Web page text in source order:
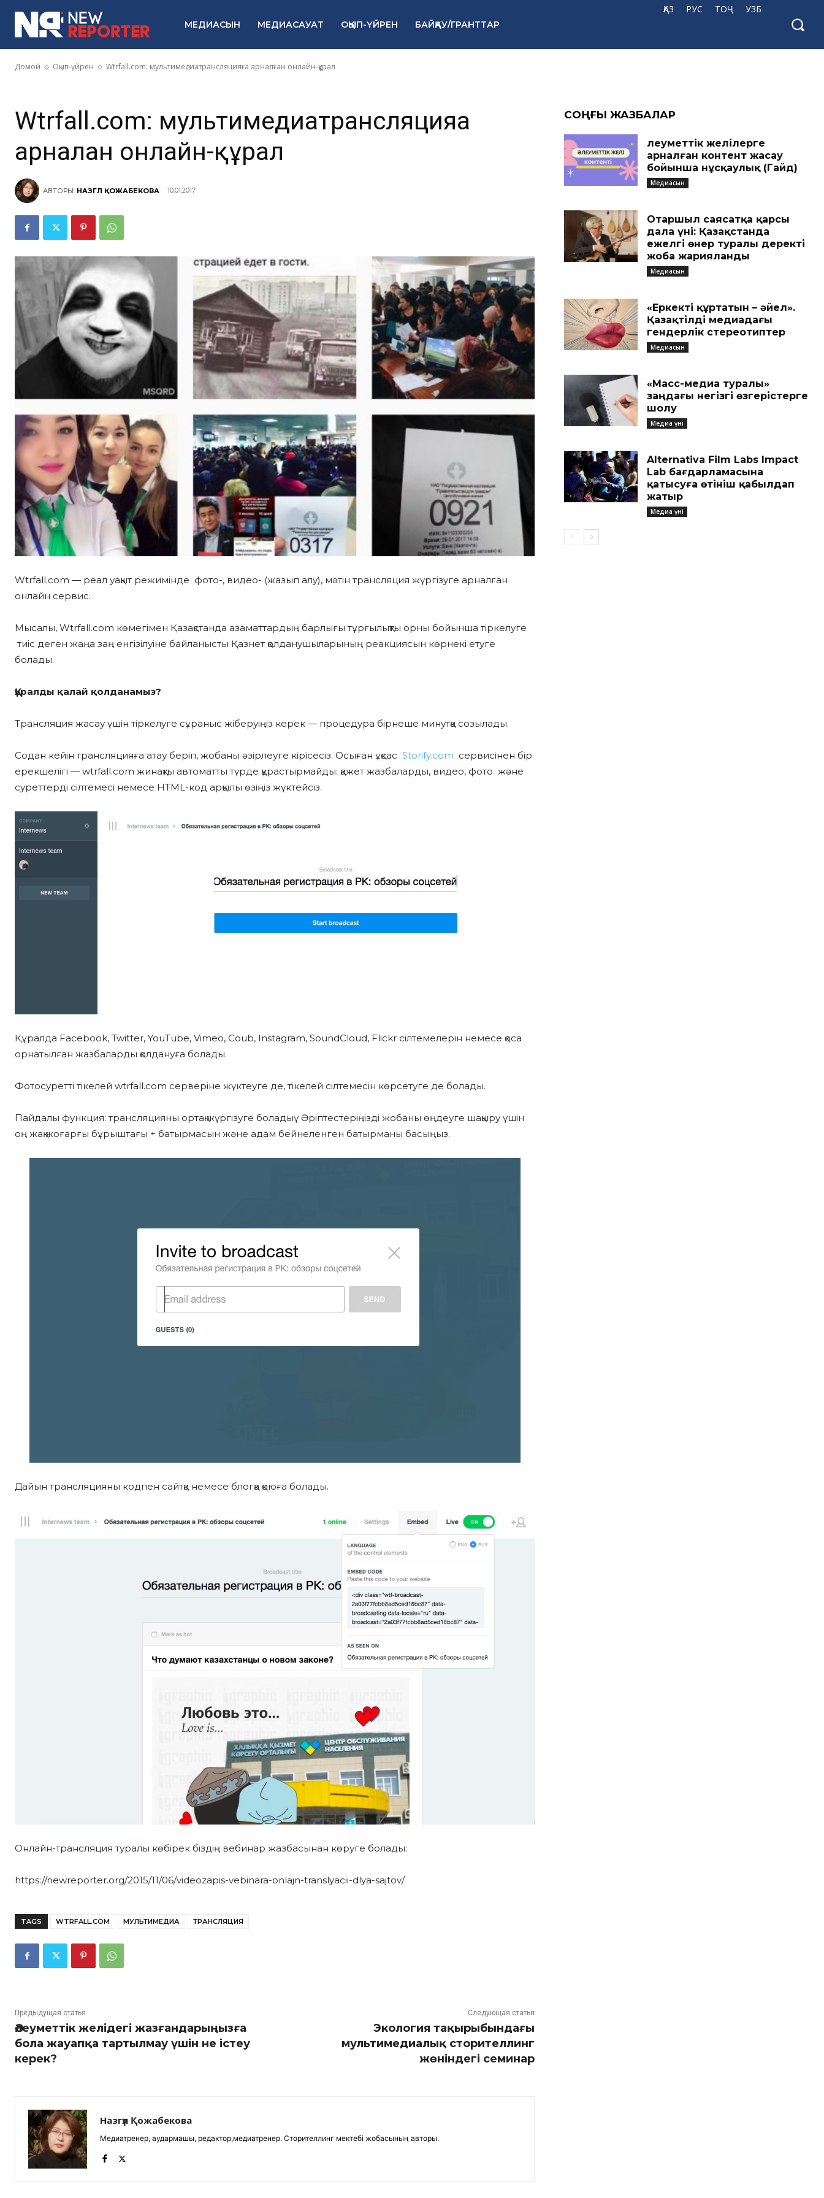
ҚАЗ РУС ТОҶ УЗБ
МЕДИАСЫН МЕДИАСАУАТ ОҚЫП-ҮЙРЕН БАЙҚАУ/ГРАНТТАР
Домой Оқып-үйрен Wtrfall.com: мультимедиатрансляцияға арналған онлайн-құрал
арналған онлайн-құрал
Wtrfall.com: мультимедиатрансляцияға
арналған онлайн-құрал
АВТОРЫ: НАЗГҮЛ ҚОЖАБЕКОВА 10.01.2017
Wtrfall.com — реал уақыт режимінде фото-, видео- (жазып алу), мәтін трансляция жүргізуге арналған
онлайн сервис.
Мысалы, Wtrfall.com көмегімен Қазақстанда азаматтардың барлығы тұрғылықты орны бойынша тіркелуге
тиіс деген жаңа заң енгізілуіне байланысты Қазнет қолданушыларының реакциясын көрнекі етуге
болады.
Құралды қалай қолданамыз?
Трансляция жасау үшін тіркелуге сұраныс жіберуіңіз керек — процедура бірнеше минутқа созылады.
Содан кейін трансляцияға атау беріп, жобаны әзірлеуге кірісесіз. Осыған ұқсас Storify.com сервисінен бір
ерекшелігі — wtrfall.com жинақты автоматты түрде құрастырмайды: қажет жазбаларды, видео, фото және
суреттерді сілтемесі немесе HTML-код арқылы өзіңіз жүктейсіз.
Құралда Facebook, Twitter, YouTube, Vimeo, Coub, Instagram, SoundCloud, Flickr сілтемелерін немесе қоса
орнатылған жазбаларды қолдануға болады.
Фотосуретті тікелей wtrfall.com серверіне жүктеуге де, тікелей сілтемесін көрсетуге де болады.
Пайдалы функция: трансляцияны ортақ жүргізуге боладыү Әріптестеріңізді жобаны өңдеуге шақыру үшін
оң жақ жоғарғы бұрыштағы + батырмасын және адам бейнеленген батырманы басыңыз.
Дайын трансляцияны кодпен сайтқа немесе блогқа қоюға болады.
Онлайн-трансляция туралы көбірек біздің вебинар жазбасынан көруге болады:
https://newreporter.org/2015/11/06/videozapis-vebinara-onlajn-translyacii-dlya-sajtov/
TAGS WTRFALL.COM МУЛЬТИМЕДИА ТРАНСЛЯЦИЯ
Предыдущая статья
Әлеуметтік желідегі жазғандарыңызға
бола жауапқа тартылмау үшін не істеу
керек?
Следующая статья
Экология тақырыбындағы
мультимедиалық сторителлинг
жөніндегі семинар
Назгүл Қожабекова
Медиатренер, аудармашы, редактор,медиатренер. Сторителлинг мектебі жобасының авторы.
CОҢҒЫ ЖАЗБАЛАР
Әлеуметтік желілерге
арналған контент жасау
бойынша нұсқаулық (Гайд)
Медиасын
Отаршыл саясатқа қарсы
дала үні: Қазақстанда
ежелгі өнер туралы деректі
жоба жарияланды
Медиасын
«Еркекті құртатын – әйел».
Қазақтілді медиадағы
гендерлік стереотиптер
Медиасын
«Масс-медиа туралы»
заңдағы негізгі өзгерістерге
шолу
Медиа үні
Alternativa Film Labs Impact
Lab бағдарламасына
қатысуға өтініш қабылдап
жатыр
Медиа үні